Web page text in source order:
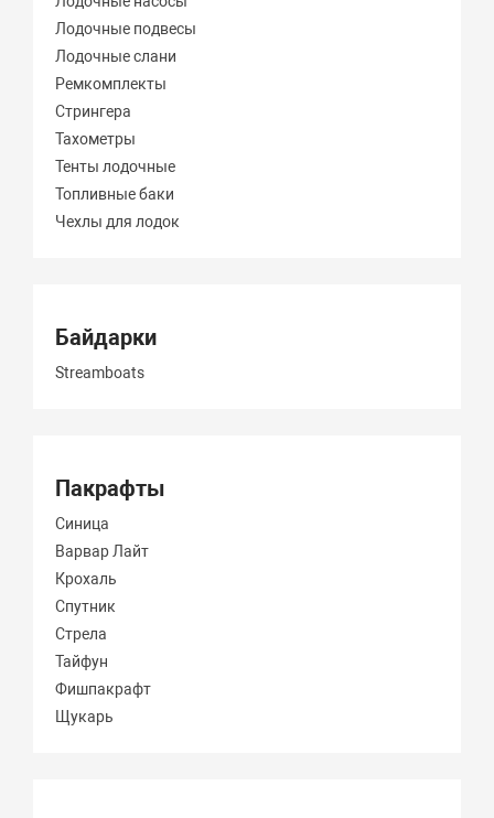
Лодочные подвесы
Лодочные слани
Ремкомплекты
Стрингера
Тахометры
Тенты лодочные
Топливные баки
Чехлы для лодок
Байдарки
Streamboats
Пакрафты
Синица
Варвар Лайт
Крохаль
Спутник
Стрела
Тайфун
Фишпакрафт
Щукарь